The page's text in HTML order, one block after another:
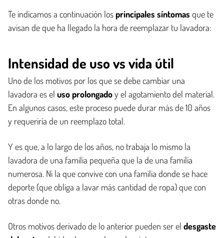
Te indicamos a continuación los principales síntomas que te
avisan de que ha llegado la hora de reemplazar tu lavadora:
Intensidad de uso vs vida útil
Uno de los motivos por los que se debe cambiar una
lavadora es el uso prolongadoy el agotamiento del material.
En algunos casos, este proceso puede durar más de 10 años
y requeriría de un reemplazo total.
Y es que, a lo largo de los años, no trabaja lo mismo la
lavadora de una familia pequeña que la de una familia
numerosa. Ni la que convive con una familia donde se hace
deporte (que obliga a lavar más cantidad de ropa) que con
otras donde no.
Otros motivos derivado de lo anterior pueden ser el desgaste